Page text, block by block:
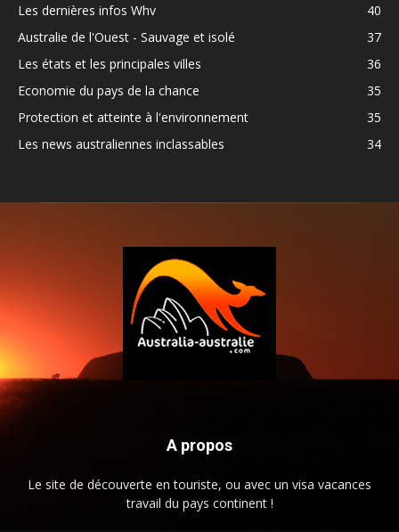
Les dernières infos Whv
40
Australie de l'Ouest - Sauvage et isolé
37
Les états et les principales villes
36
Economie du pays de la chance
35
Protection et atteinte à l'environnement
35
Les news australiennes inclassables
34
A propos
Le site de découverte en touriste, ou avec un visa vacances
travail du pays continent !